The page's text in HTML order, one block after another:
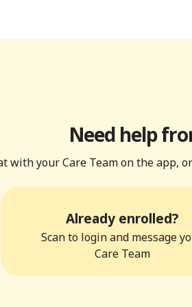
Need help
with your Care Team on the app,
Already enrolled?
Scan to login and message
Care Team